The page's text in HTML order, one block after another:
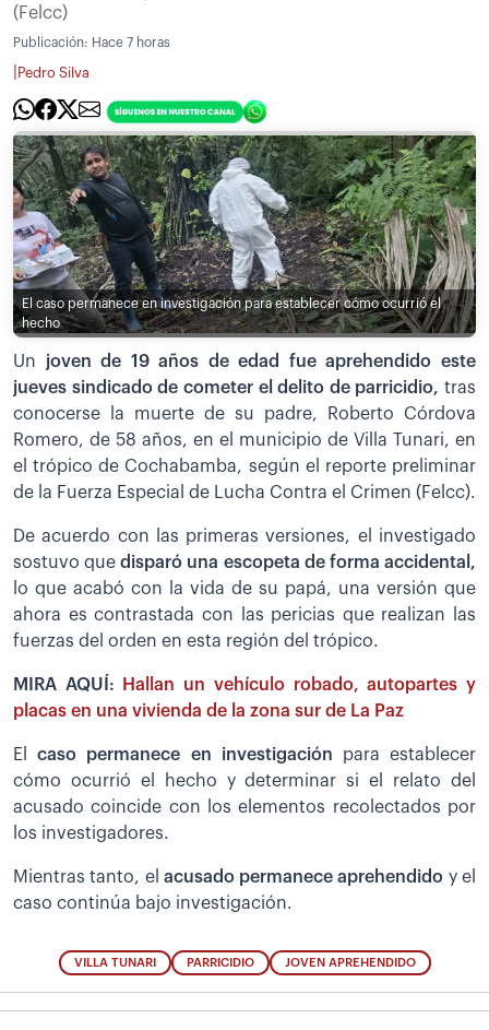
(Felcc)
Publicación: Hace 7 horas
Pedro Silva
El caso permanece en investigación para establecer cómo ocurrió el
hecho
Un joven de 19 años de edad fue aprehendido este
jueves sindicado de cometer el delito de parricidio, tras
conocerse la muerte de su padre, Roberto Córdova
Romero, de 58 años, en el municipio de Villa Tunari, en
el trópico de Cochabamba, según el reporte preliminar
de la Fuerza Especial de Lucha Contra el Crimen (Felcc).
De acuerdo con las primeras versiones, el investigado
sostuvo quedisparó una escopeta de forma accidental,
lo que acabó con la vida de su papá, una versión que
ahora es contrastada con las pericias que realizan las
fuerzas del orden en esta región del trópico.
MIRA AQUÍ:
Hallan un vehículo robado, autopartes y
placas en una vivienda de la zona sur de La Paz
Elcaso permanece en investigación para establecer
cómo ocurrió el hecho y determinar si el relato del
acusado coincide con los elementos recolectados por
los investigadores.
Mientras tanto, el acusado permanece aprehendido y el
caso continúa bajo investigación.
VILLA TUNARI PARRICIDIO JOVEN APREHENDIDO